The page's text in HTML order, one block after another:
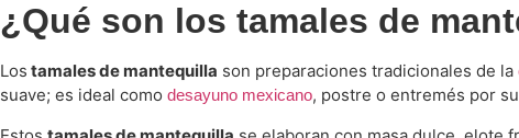
¿Qué son los tamales de
Los tamales de mantequilla son preparaciones tradicionales de la
suave; es ideal como desayuno mexicano, postre o entremés por